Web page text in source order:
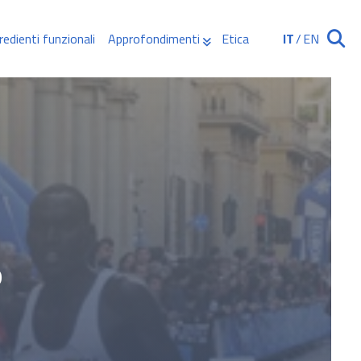
funzionali Approfondimenti Etica IT/EN Ricerca